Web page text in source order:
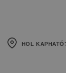
HOL